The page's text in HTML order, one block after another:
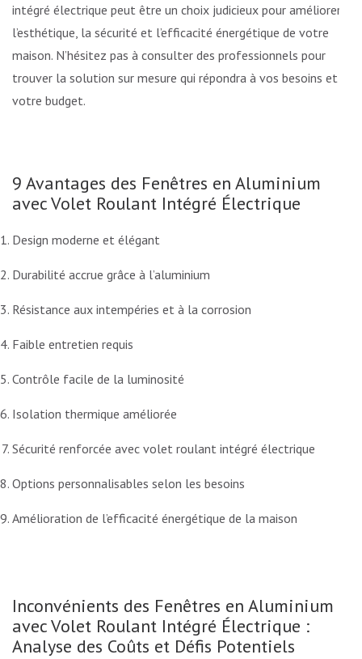
intégré électrique peut être un choix judicieux pour améliorer
l’esthétique, la sécurité et l’efficacité énergétique de votre
maison. N’hésitez pas à consulter des professionnels pour
trouver la solution sur mesure qui répondra à vos besoins et à
votre budget.
9 Avantages des Fenêtres en Aluminium
avec Volet Roulant Intégré Électrique
Design moderne et élégant
Durabilité accrue grâce à l’aluminium
Résistance aux intempéries et à la corrosion
Faible entretien requis
Contrôle facile de la luminosité
Isolation thermique améliorée
Sécurité renforcée avec volet roulant intégré électrique
Options personnalisables selon les besoins
Amélioration de l’efficacité énergétique de la maison
Inconvénients des Fenêtres en Aluminium
avec Volet Roulant Intégré Électrique :
Analyse des Coûts et Défis Potentiels